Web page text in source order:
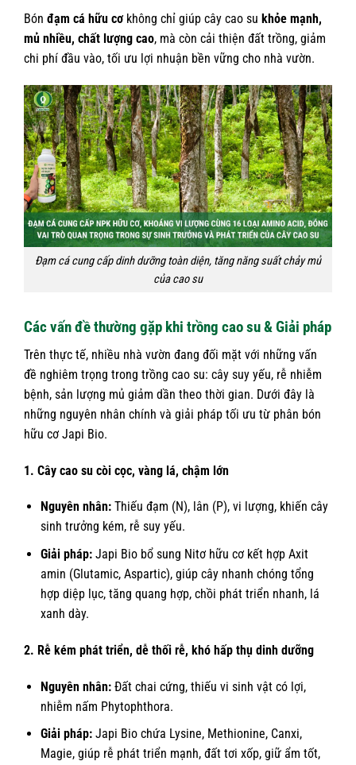
Bón đạm cá hữu cơkhông chỉ giúp cây cao su khỏe mạnh,
mủ nhiều, chất lượng cao, mà còn cải thiện đất trồng, giảm
chi phí đầu vào, tối ưu lợi nhuận bền vững cho nhà vườn.
Đạm cá cung cấp dinh dưỡng toàn diện, tăng năng suất chảy mủ
của cao su
Các vấn đề thường gặp khi trồng cao su & Giải pháp
Trên thực tế, nhiều nhà vườn đang đối mặt với những vấn
đề nghiêm trọng trong trồng cao su: cây suy yếu, rễ nhiễm
bệnh, sản lượng mủ giảm dần theo thời gian. Dưới đây là
những nguyên nhân chính và giải pháp tối ưu từ phân bón
hữu cơ Japi Bio.
1. Cây cao su còi cọc, vàng lá, chậm lớn
Nguyên nhân:Thiếu đạm (N), lân (P), vi lượng, khiến cây
sinh trưởng kém, rễ suy yếu.
Giải pháp:Japi Bio bổ sung Nitơ hữu cơ kết hợp Axit
amin (Glutamic, Aspartic), giúp cây nhanh chóng tổng
hợp diệp lục, tăng quang hợp, chồi phát triển nhanh, lá
xanh dày.
2. Rễ kém phát triển, dễ thối rễ, khó hấp thụ dinh dưỡng
Nguyên nhân:Đất chai cứng, thiếu vi sinh vật có lợi,
nhiễm nấm Phytophthora.
Giải pháp:Japi Bio chứa Lysine, Methionine, Canxi,
Magie, giúp rễ phát triển mạnh, đất tơi xốp, giữ ẩm tốt,